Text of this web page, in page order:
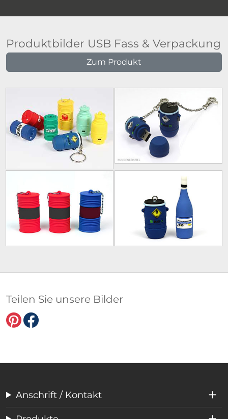
Produktbilder USB Fass & Verpackung
Zum Produkt
Teilen Sie unsere Bilder
Anschrift / Kontakt